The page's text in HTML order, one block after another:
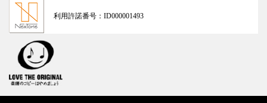
利用許諾番号： ID000001493